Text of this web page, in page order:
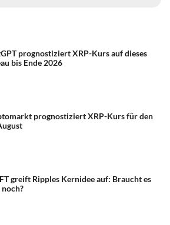
prognostiziert XRP-Kurs auf dieses
bis Ende 2026
prognostiziert XRP-Kurs für den
greift Ripples Kernidee auf: Braucht es
noch?